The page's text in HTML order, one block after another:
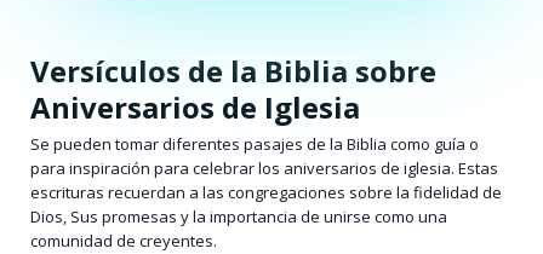
Versículos de la Biblia sobre
Aniversarios de Iglesia
Se pueden tomar diferentes pasajes de la Biblia como guía o
para inspiración para celebrar los aniversarios de iglesia. Estas
escrituras recuerdan a las congregaciones sobre la fidelidad de
Dios, Sus promesas y la importancia de unirse como una
comunidad de creyentes.